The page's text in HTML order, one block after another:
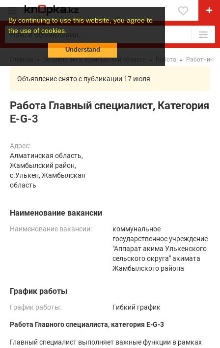
By continuing to use this website, you agree to
the use of cookies.
Understand
Объявления в Жамбылской области Работа Работники
Объявление снято с публикации 17 июля
Работа Главный специалист, Категория
E-G-3
Адрес:
Алматинская область,
Жамбылский район,
с.Улькен, Жамбылская
область
Наименование вакансии
Наименование вакансии:
коммунальное
государственное учреждение
"Аппарат акима Улькенского
сельского округа" акимата
Жамбылского района
График работы
График работы: Гибкий график
Работа Главного специалиста, категория E-G-3
Главный специалист выполняет важные функции в рамках